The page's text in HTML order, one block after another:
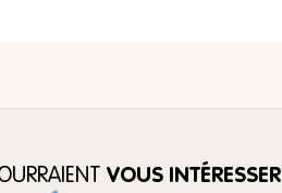
VOUS INTÉRESSER